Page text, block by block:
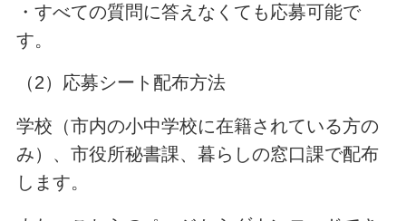
・すべての質問に答えなくても応募可能で
す。
（2）応募シート配布方法
学校（市内の小中学校に在籍されている方の
み）、市役所秘書課、暮らしの窓口課で配布
します。